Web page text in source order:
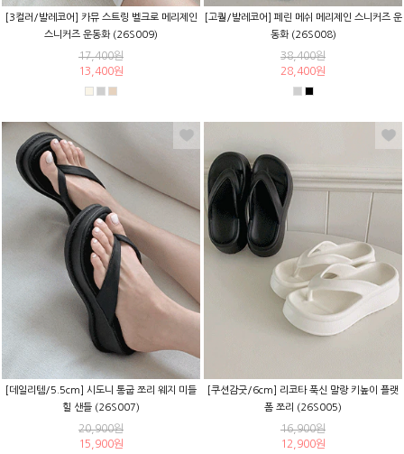
[3컬러/발레코어] 카뮤 스트링 벨크로 메리제인
스니커즈 운동화 (26S009)
17,400원
13,400원
[고퀄/발레코어] 페린 메쉬 메리제인 스니커즈 운
동화 (26S008)
38,400원
28,400원
[데일리템/5.5cm] 시도니 통굽 쪼리 웨지 미들
힐 샌들 (26S007)
20,900원
15,900원
[쿠션감굿/6cm] 리코타 푹신 말랑 키높이 플랫
폼 쪼리 (26S005)
16,900원
12,900원